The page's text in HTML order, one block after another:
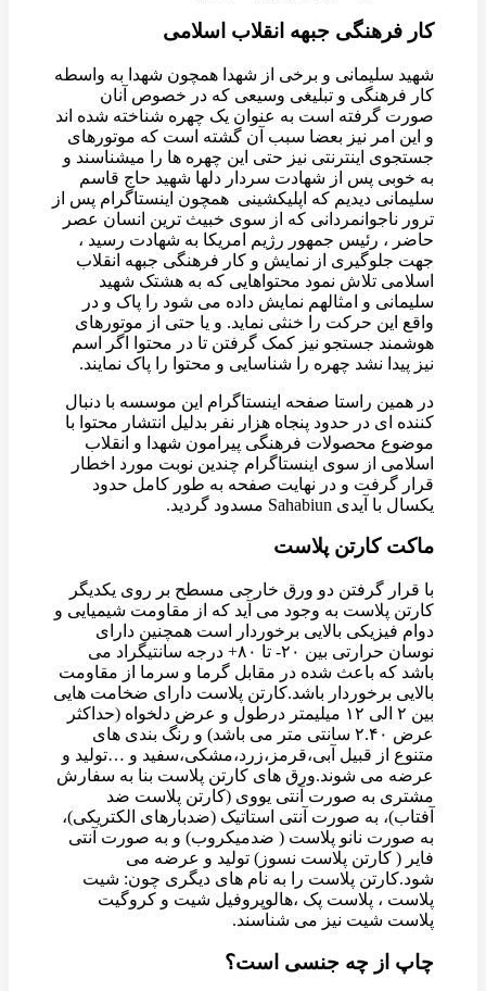
کار فرهنگی جبهه انقلاب اسلامی
شهید سلیمانی و برخی از شهدا همچون شهدا به واسطه
کار فرهنگی و تبلیغی وسیعی که در خصوص آنان
صورت گرفته است به عنوان یک چهره شناخته شده اند
و این امر نیز بعضا سبب آن گشته است که موتورهای
جستجوی اینترنتی نیز حتی این چهره ها را میشناسند و
به خوبی پس از شهادت سردار دلها شهید حاج قاسم
سلیمانی دیدیم که اپلیکشینی همچون اینستاگرام پس از
ترور ناجوانمردانی که از سوی خبیث ترین انسان عصر
حاضر ، رئیس جمهور رژیم امریکا به شهادت رسید ،
جهت جلوگیری از نمایش و کار فرهنگی جبهه انقلاب
اسلامی تلاش نمود محتواهایی که به هشتک شهید
سلیمانی و امثالهم نمایش داده می شود را پاک و در
واقع این حرکت را خنثی نماید. و یا حتی از موتورهای
هوشمند جستجو نیز کمک گرفتن تا در محتوا اگر اسم
نیز پیدا نشد چهره را شناسایی و محتوا را پاک نمایند.
در همین راستا صفحه اینستاگرام این موسسه با دنبال
کننده ای در حدود پنجاه هزار نفر بدلیل انتشار محتوا با
موضوع محصولات فرهنگی پیرامون شهدا و انقلاب
اسلامی از سوی اینستاگرام چندین نوبت مورد اخطار
قرار گرفت و در نهایت صفحه به طور کامل حدود
یکسال با آیدی Sahabiun مسدود گردید.
ماکت کارتن پلاست
با قرار گرفتن دو ورق خارجی مسطح بر روی یکدیگر
کارتن پلاست به وجود می آید که از مقاومت شیمیایی و
دوام فیزیکی بالایی برخوردار است همچنین دارای
نوسان حرارتی بین ۲۰- تا ۸۰+ درجه سانتیگراد می
باشد که باعث شده در مقابل گرما و سرما از مقاومت
بالایی برخوردار باشد.کارتن پلاست دارای ضخامت هایی
بین ۲ الی ۱۲ میلیمتر درطول و عرض دلخواه (حداکثر
عرض ۲.۴۰ سانتی متر می باشد) و رنگ بندی های
متنوع از قبیل آبی،قرمز،زرد،مشکی،سفید و …تولید و
عرضه می شوند.ورق های کارتن پلاست بنا به سفارش
مشتری به صورت آنتی یووی (کارتن پلاست ضد
آفتاب)، به صورت آنتی استاتیک (ضدبارهای الکتریکی)،
به صورت نانو پلاست ( ضدمیکروب) و به صورت آنتی
فایر ( کارتن پلاست نسوز) تولید و عرضه می
شود.کارتن پلاست را به نام های دیگری چون: شیت
پلاست ، پلاست پک ،هالوپروفیل شیت و کروگیت
پلاست شیت نیز می شناسند.
چاپ از چه جنسی است؟